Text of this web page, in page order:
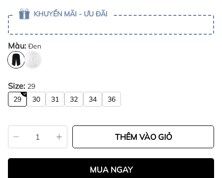
KHUYẾN MÃI - ƯU ĐÃI
Màu: Đen
Size: 29
29
30 31 32 34 36
THÊM VÀO GIỎ
MUA NGAY